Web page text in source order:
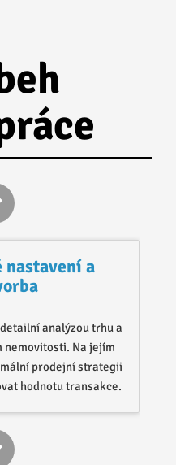
a
analýzou trhu a
nemovitosti. Na jejím
prodejní strategii
hodnotu transakce.